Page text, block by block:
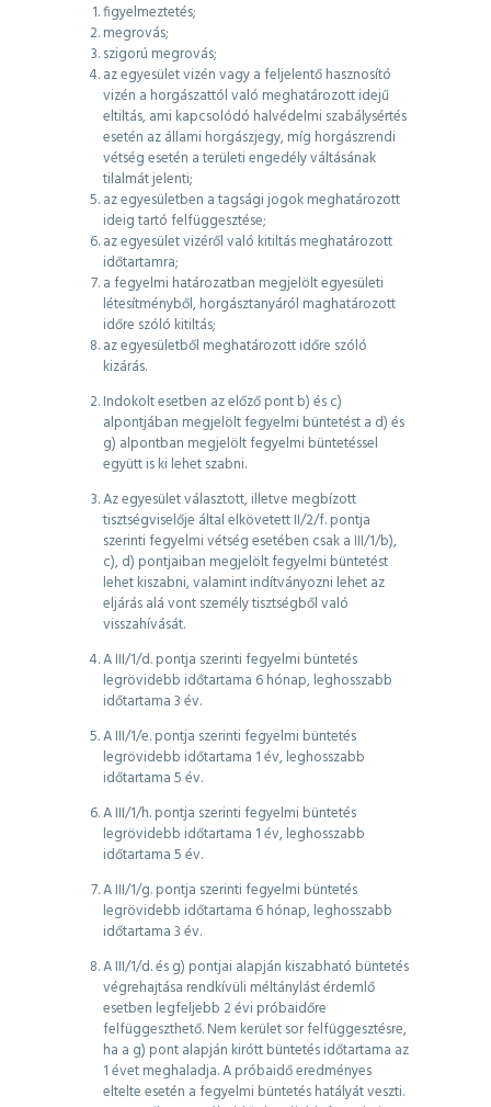
figyelmeztetés;
megrovás;
szigorú megrovás;
az egyesület vizén vagy a feljelentő hasznosító
vizén a horgászattól való meghatározott idejű
eltiltás, ami kapcsolódó halvédelmi szabálysértés
esetén az állami horgászjegy, míg horgászrendi
vétség esetén a területi engedély váltásának
tilalmát jelenti;
az egyesületben a tagsági jogok meghatározott
ideig tartó felfüggesztése;
az egyesület vizéről való kitiltás meghatározott
időtartamra;
a fegyelmi határozatban megjelölt egyesületi
létesítményből, horgásztanyáról maghatározott
időre szóló kitiltás;
az egyesületből meghatározott időre szóló
kizárás.
Indokolt esetben az előző pont b) és c)
alpontjában megjelölt fegyelmi büntetést a d) és
g) alpontban megjelölt fegyelmi büntetéssel
együtt is ki lehet szabni.
Az egyesület választott, illetve megbízott
tisztségviselője által elkövetett II/2/f. pontja
szerinti fegyelmi vétség esetében csak a III/1/b),
c), d) pontjaiban megjelölt fegyelmi büntetést
lehet kiszabni, valamint indítványozni lehet az
eljárás alá vont személy tisztségből való
visszahívását.
A III/1/d. pontja szerinti fegyelmi büntetés
legrövidebb időtartama 6 hónap, leghosszabb
időtartama 3 év.
A III/1/e. pontja szerinti fegyelmi büntetés
legrövidebb időtartama 1 év, leghosszabb
időtartama 5 év.
A III/1/h. pontja szerinti fegyelmi büntetés
legrövidebb időtartama 1 év, leghosszabb
időtartama 5 év.
A III/1/g. pontja szerinti fegyelmi büntetés
legrövidebb időtartama 6 hónap, leghosszabb
időtartama 3 év.
A III/1/d. és g) pontjai alapján kiszabható büntetés
végrehajtása rendkívüli méltánylást érdemlő
esetben legfeljebb 2 évi próbaidőre
felfüggeszthető. Nem kerület sor felfüggesztésre,
ha a g) pont alapján kirótt büntetés időtartama az
1 évet meghaladja. A próbaidő eredményes
eltelte esetén a fegyelmi büntetés hatályát veszti.